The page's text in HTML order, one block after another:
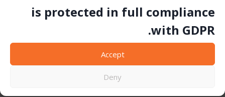
is protected in full compliance
with GDPR.
Accept
Deny